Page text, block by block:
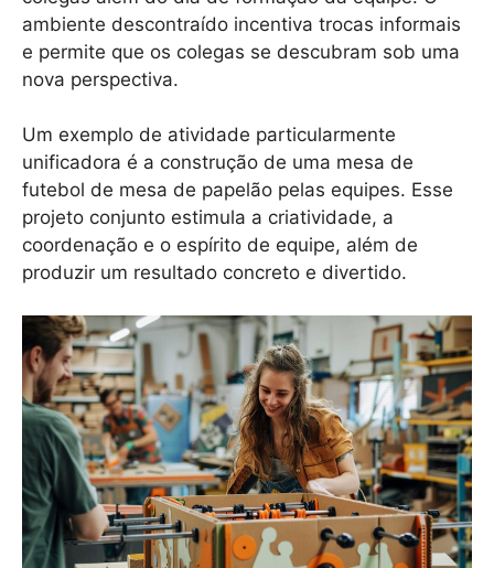
ambiente descontraído incentiva trocas informais
e permite que os colegas se descubram sob uma
nova perspectiva.
Um exemplo de atividade particularmente
unificadora é a construção de uma mesa de
futebol de mesa de papelão pelas equipes. Esse
projeto conjunto estimula a criatividade, a
coordenação e o espírito de equipe, além de
produzir um resultado concreto e divertido.